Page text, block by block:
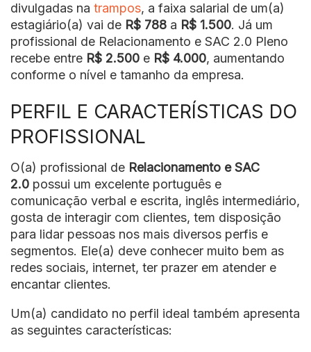
divulgadas na trampos, a faixa salarial de um(a)
estagiário(a) vai de R$ 788 a R$ 1.500. Já um
profissional de Relacionamento e SAC 2.0 Pleno
recebe entre R$ 2.500 e R$ 4.000, aumentando
conforme o nível e tamanho da empresa.
PERFIL E CARACTERÍSTICAS DO
PROFISSIONAL
O(a) profissional de Relacionamento e SAC
2.0 possui um excelente português e
comunicação verbal e escrita, inglês intermediário,
gosta de interagir com clientes, tem disposição
para lidar pessoas nos mais diversos perfis e
segmentos. Ele(a) deve conhecer muito bem as
redes sociais, internet, ter prazer em atender e
encantar clientes.
Um(a) candidato no perfil ideal também apresenta
as seguintes características: